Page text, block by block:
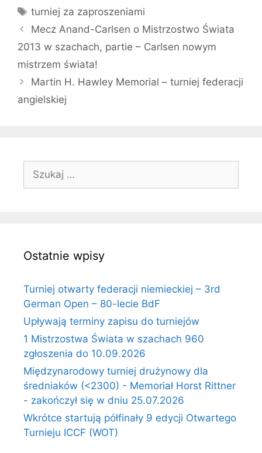
Tagi
turniej za zaproszeniami
Mecz Anand-Carlsen o Mistrzostwo Świata
2013 w szachach, partie – Carlsen nowym
mistrzem świata!
Martin H. Hawley Memorial – turniej federacji
angielskiej
Ostatnie wpisy
Turniej otwarty federacji niemieckiej – 3rd
German Open – 80-lecie BdF
Upływają terminy zapisu do turniejów
1 Mistrzostwa Świata w szachach 960
zgłoszenia do 10.09.2026
Międzynarodowy turniej drużynowy dla
średniaków (<2300) - Memoriał Horst Rittner
- zakończył się w dniu 25.07.2026
Wkrótce startują półfinały 9 edycji Otwartego
Turnieju ICCF (WOT)